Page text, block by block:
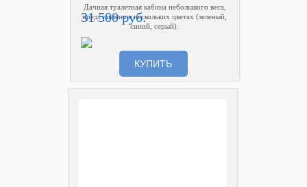
Дачная туалетная кабина небольшого веса,
представлена в нескольких цветах (зеленый,
синий, серый).
31 500 руб.
КУПИТЬ